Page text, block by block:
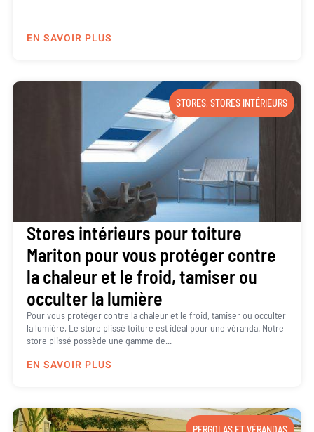
EN SAVOIR PLUS
STORES,STORES INTÉRIEURS
Stores intérieurs pour toiture
Mariton pour vous protéger contre
la chaleur et le froid, tamiser ou
occulter la lumière
Pour vous protéger contre la chaleur et le froid, tamiser ou occulter
la lumière, Le store plissé toiture est idéal pour une véranda. Notre
store plissé possède une gamme de...
EN SAVOIR PLUS
PERGOLAS ET VÉRANDAS